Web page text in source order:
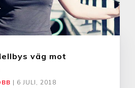
väg mot
| 6 JULI, 2018